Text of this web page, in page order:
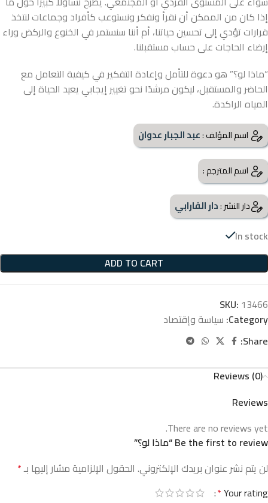
إذا كان من الممكن أن نقرأ ونفكر ونستوعب كأفراد وجماعات لنتخذ
قرارات تؤدي إلى تحسين حياتنا، أم أننا سنستمر في الخنوع والركض وراء
إرضاء الحاجات على حساب مستقبلنا.
“ماذا لو؟” هو دعوة للتأمل وإعادة التفكير في كيفية التعامل مع
الحاضر والمستقبل، ليكون مرشدًا نحو تغيير إيجابي يعيد الحياة إلى
المياه الراكدة.
اسم المؤلف :عبد الجبار عدوان
اسم المترجم :
دار النشر :دار الفارابي
In stock
ADD TO CART
SKU: 13466
Category: سياسة وإقتصاد
Share:
Reviews (0)
Reviews
There are no reviews yet.
Be the first to review “ماذا لو؟”
لن يتم نشر عنوان بريدك الإلكتروني. الحقول الإلزامية مشار إليها بـ*
Your rating
*